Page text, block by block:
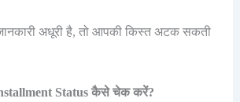
अधूरी है, तो आपकी किस्त अटक सकती
Status कैसे चेक करें?